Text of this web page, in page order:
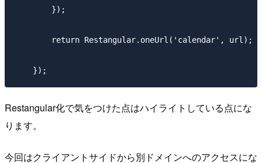
        });
        return Restangular.oneUrl('calendar', url);
Restangular化で気をつけた点はハイライトしている点にな
ります。
今回はクライアントサイドから別ドメインへのアクセスにな